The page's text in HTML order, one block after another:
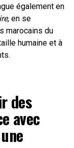
également en
, en se
marocains du
humaine et à
des
avec